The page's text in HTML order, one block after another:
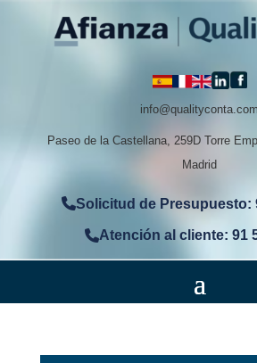
info@qualityconta.com
Paseo de la Castellana, 259D Torre
Madrid
Solicitud de Presupuesto:
Atención al cliente: 91